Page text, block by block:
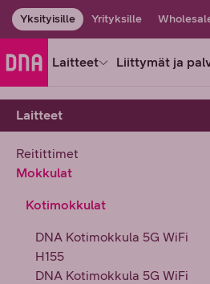
Yksityisille Yrityksille
Laitteet Liittymät ja
Laitteet
Reitittimet
Mokkulat
Kotimokkulat
DNA Kotimokkula 5G WiFi
H155
DNA Kotimokkula 5G WiFi